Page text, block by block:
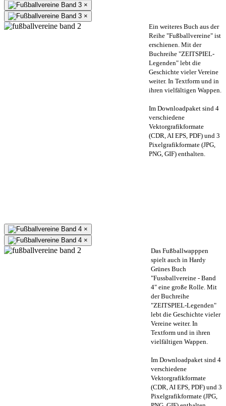
×
×
Ein weiteres Buch aus der
Reihe "Fußballvereine" ist
erschienen. Mit der
Buchreihe "ZEITSPIEL-
Legenden" lebt die
Geschichte vieler Vereine
weiter. In Textform und in
ihren vielfältigen Wappen.
Im Downloadpaket sind 4
verschiedene
Vektorgrafikformate
(CDR, AI EPS, PDF) und 3
Pixelgrafikformate (JPG,
PNG, GIF) enthalten.
×
×
Das Fußballwapppen
spielt auch in Hardy
Grünes Buch
"Fussballvereine - Band
4" eine große Rolle. Mit
der Buchreihe
"ZEITSPIEL-Legenden"
lebt die Geschichte vieler
Vereine weiter. In
Textform und in ihren
vielfältigen Wappen.
Im Downloadpaket sind 4
verschiedene
Vektorgrafikformate
(CDR, AI EPS, PDF) und 3
Pixelgrafikformate (JPG,